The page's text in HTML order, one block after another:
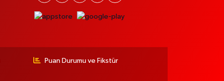
Puan Durumu ve Fikstür